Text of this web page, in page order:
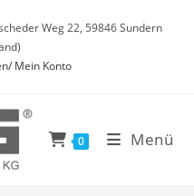
Weg 22, 59846 Sundern
Mein Konto
0 Menü